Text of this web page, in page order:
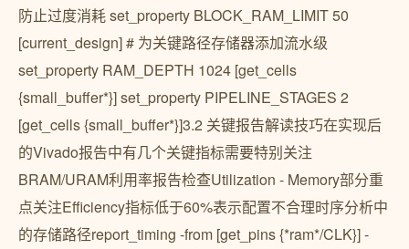
防止过度消耗 set_property BLOCK_RAM_LIMIT 50
[current_design] # 为关键路径存储器添加流水级
set_property RAM_DEPTH 1024 [get_cells
{small_buffer*}] set_property PIPELINE_STAGES 2
[get_cells {small_buffer*}]3.2 关键报告解读技巧在实现后
的Vivado报告中有几个关键指标需要特别关注
BRAM/URAM利用率报告检查Utilization - Memory部分重
点关注Efficiency指标低于60%表示配置不合理时序分析中
的存储路径report_timing -from [get_pins {*ram*/CLK}] -